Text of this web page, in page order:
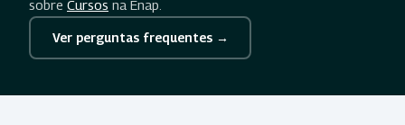
sobre Cursos na Enap.
Ver perguntas frequentes →